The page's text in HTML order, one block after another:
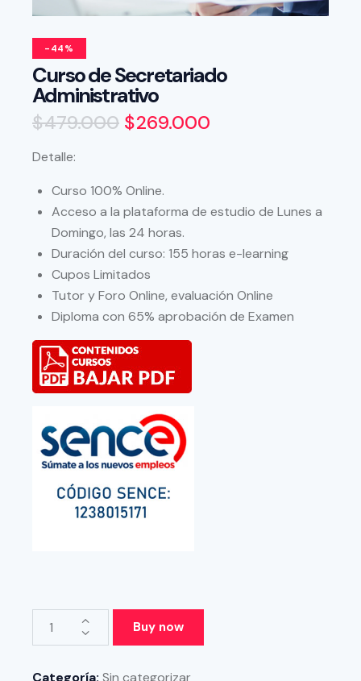
-44%
Curso de Secretariado
Administrativo
$479.000 $269.000
Detalle:
Curso 100% Online.
Acceso a la plataforma de estudio de Lunes a
Domingo, las 24 horas.
Duración del curso: 155 horas e-learning
Cupos Limitados
Tutor y Foro Online, evaluación Online
Diploma con 65% aprobación de Examen
Buy now
Categoría: Sin categorizar